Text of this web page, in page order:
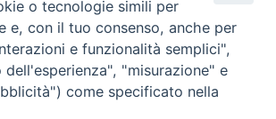
o tecnologie simili per
e, con il tuo consenso, anche per
e funzionalità semplici",
"misurazione" e
come specificato nella